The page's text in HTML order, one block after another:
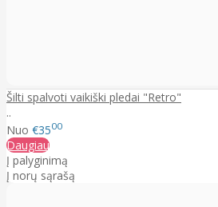
Šilti spalvoti vaikiški pledai "Retro"
..
Nuo €3500
Daugiau
Į palyginimą
Į norų sąrašą